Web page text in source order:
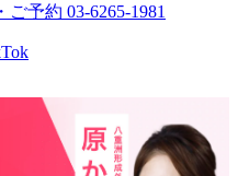
予約 03-6265-1981